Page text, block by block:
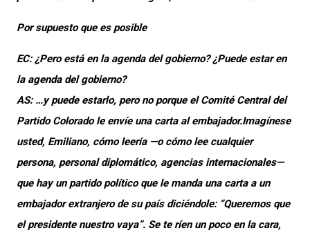
Por supuesto que es posible
EC: ¿Pero está en la agenda del gobierno? ¿Puede estar en
la agenda del gobierno?
AS: …y puede estarlo, pero no porque el Comité Central del
Partido Colorado le envíe una carta al embajador.Imagínese
usted, Emiliano, cómo leería —o cómo lee cualquier
persona, personal diplomático, agencias internacionales—
que hay un partido político que le manda una carta a un
embajador extranjero de su país diciéndole: “Queremos que
el presidente nuestro vaya”. Se te ríen un poco en la cara,